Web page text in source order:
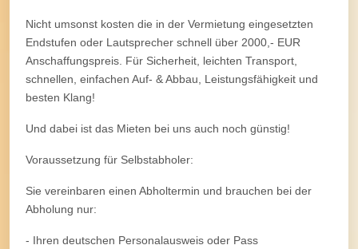
Nicht umsonst kosten die in der Vermietung eingesetzten
Endstufen oder Lautsprecher schnell über 2000,- EUR
Anschaffungspreis. Für Sicherheit, leichten Transport,
schnellen, einfachen Auf- & Abbau, Leistungsfähigkeit und
besten Klang!
Und dabei ist das Mieten bei uns auch noch günstig!
Voraussetzung für Selbstabholer:
Sie vereinbaren einen Abholtermin und brauchen bei der
Abholung nur:
- Ihren deutschen Personalausweis oder Pass